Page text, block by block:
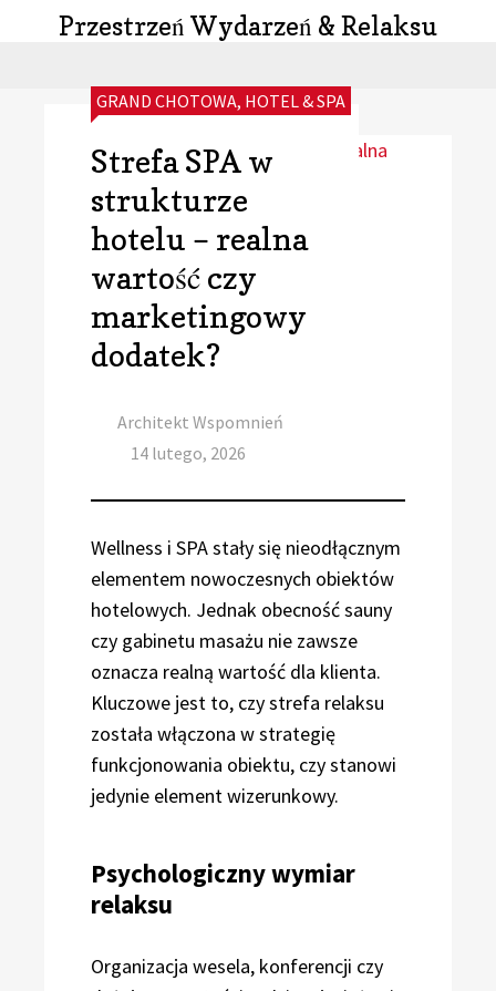
Przestrzeń Wydarzeń & Relaksu
CATEGORIES:
GRAND CHOTOWA, HOTEL & SPA
Strefa SPA w
strukturze
hotelu – realna
wartość czy
marketingowy
dodatek?
Author
Architekt Wspomnień
Posted
14 lutego, 2026
Wellness i SPA stały się nieodłącznym
elementem nowoczesnych obiektów
hotelowych. Jednak obecność sauny
czy gabinetu masażu nie zawsze
oznacza realną wartość dla klienta.
Kluczowe jest to, czy strefa relaksu
została włączona w strategię
funkcjonowania obiektu, czy stanowi
jedynie element wizerunkowy.
Psychologiczny wymiar
relaksu
Organizacja wesela, konferencji czy